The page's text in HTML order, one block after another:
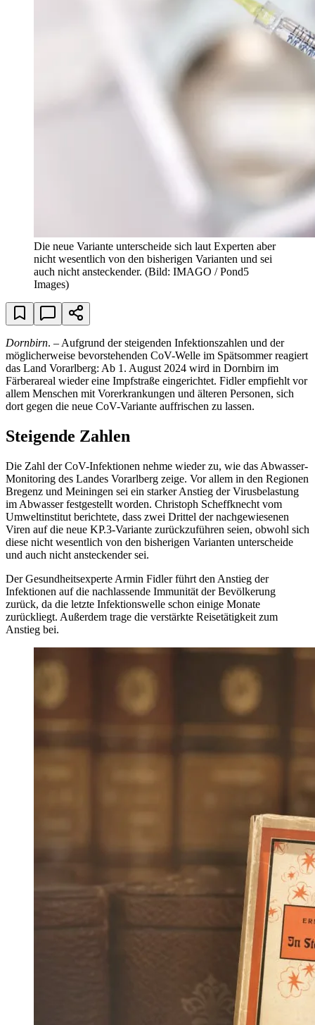
Die neue Variante unterscheide sich laut Experten aber
nicht wesentlich von den bisherigen Varianten und sei
auch nicht ansteckender. (Bild: IMAGO / Pond5
Images)
Dornbirn. – Aufgrund der steigenden Infektionszahlen und der
möglicherweise bevorstehenden CoV-Welle im Spätsommer reagiert
das Land Vorarlberg: Ab 1. August 2024 wird in Dornbirn im
Färberareal wieder eine Impfstraße eingerichtet. Fidler empfiehlt vor
allem Menschen mit Vorerkrankungen und älteren Personen, sich
dort gegen die neue CoV-Variante auffrischen zu lassen.
Steigende Zahlen
Die Zahl der CoV-Infektionen nehme wieder zu, wie das Abwasser-
Monitoring des Landes Vorarlberg zeige. Vor allem in den Regionen
Bregenz und Meiningen sei ein starker Anstieg der Virusbelastung
im Abwasser festgestellt worden. Christoph Scheffknecht vom
Umweltinstitut berichtete, dass zwei Drittel der nachgewiesenen
Viren auf die neue KP.3-Variante zurückzuführen seien, obwohl sich
diese nicht wesentlich von den bisherigen Varianten unterscheide
und auch nicht ansteckender sei.
Der Gesundheitsexperte Armin Fidler führt den Anstieg der
Infektionen auf die nachlassende Immunität der Bevölkerung
zurück, da die letzte Infektionswelle schon einige Monate
zurückliegt. Außerdem trage die verstärkte Reisetätigkeit zum
Anstieg bei.